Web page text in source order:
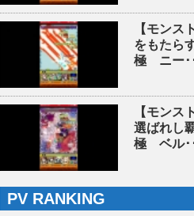
【モンス
をもたら
極 ニー･
【モンス
選ばれし
極 ベル･
PV RANKING